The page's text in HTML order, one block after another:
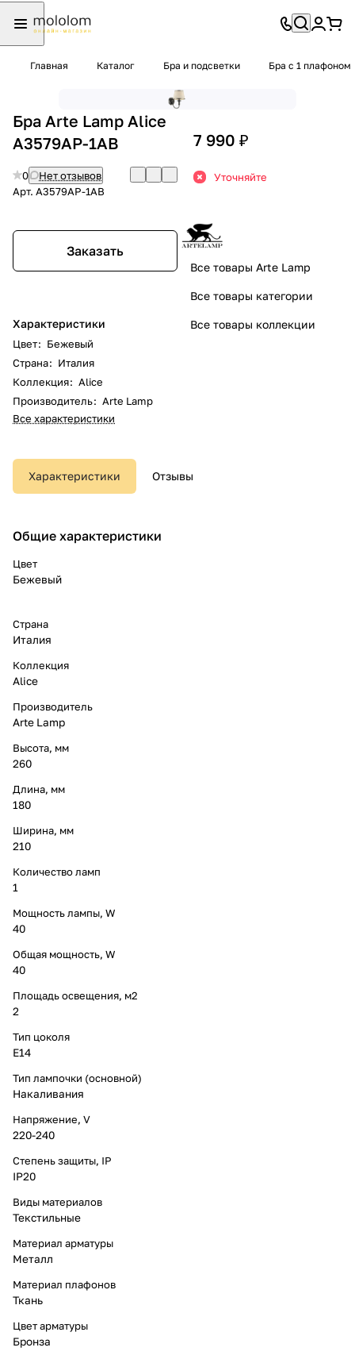
Главная Каталог Бра и подсветки Бра с 1 плафоном
Бра Arte Lamp Alice
A3579AP-1AB
0
Нет отзывов
Арт. A3579AP-1AB
Заказать
Характеристики
Цвет: Бежевый
Страна: Италия
Коллекция: Alice
Производитель: Arte Lamp
Все характеристики
7 990 ₽
Уточняйте
Все товары Arte Lamp
Все товары категории
Все товары коллекции
Характеристики Отзывы
Общие характеристики
Цвет
Бежевый
Страна
Италия
Коллекция
Alice
Производитель
Arte Lamp
Высота, мм
260
Длина, мм
180
Ширина, мм
210
Количество ламп
1
Мощность лампы, W
40
Общая мощность, W
40
Площадь освещения, м2
2
Тип цоколя
E14
Тип лампочки (основной)
Накаливания
Напряжение, V
220-240
Степень защиты, IP
IP20
Виды материалов
Текстильные
Материал арматуры
Металл
Материал плафонов
Ткань
Цвет арматуры
Бронза